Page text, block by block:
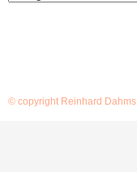
© copyright Reinhard Dahms